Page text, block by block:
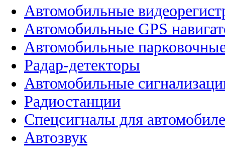
Автомобильные
Автомобильные GPS
Автомобильные
Радар-детекторы
Автомобильные
Радиостанции
Спецсигналы для
Автозвук